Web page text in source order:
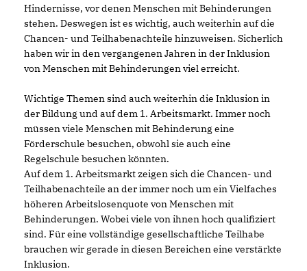
Hindernisse, vor denen Menschen mit Behinderungen
stehen. Deswegen ist es wichtig, auch weiterhin auf die
Chancen- und Teilhabenachteile hinzuweisen. Sicherlich
haben wir in den vergangenen Jahren in der Inklusion
von Menschen mit Behinderungen viel erreicht.
Wichtige Themen sind auch weiterhin die Inklusion in
der Bildung und auf dem 1. Arbeitsmarkt. Immer noch
müssen viele Menschen mit Behinderung eine
Förderschule besuchen, obwohl sie auch eine
Regelschule besuchen könnten.
Auf dem 1. Arbeitsmarkt zeigen sich die Chancen- und
Teilhabenachteile an der immer noch um ein Vielfaches
höheren Arbeitslosenquote von Menschen mit
Behinderungen. Wobei viele von ihnen hoch qualifiziert
sind. Für eine vollständige gesellschaftliche Teilhabe
brauchen wir gerade in diesen Bereichen eine verstärkte
Inklusion.